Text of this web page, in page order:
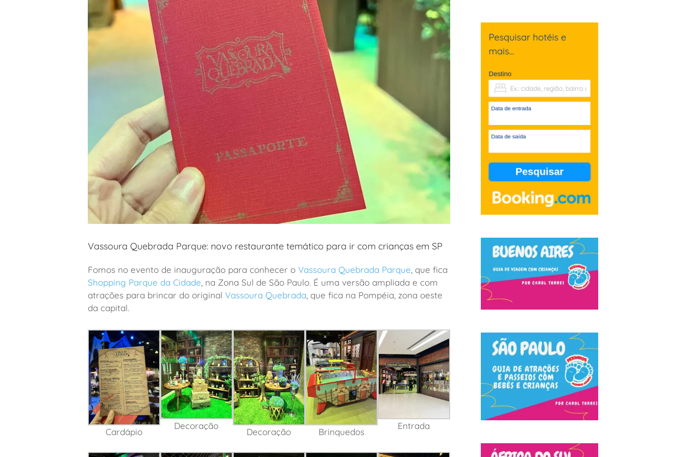
Vassoura Quebrada Parque: novo restaurante temático para ir com crianças em SP
Fomos no evento de inauguração para conhecer o Vassoura Quebrada Parque , que fica
Shopping Parque da Cidade , na Zona Sul de São Paulo. É uma versão ampliada e com
atrações para brincar do original Vassoura Quebrada , que fica na Pompéia, zona oeste
da capital.
Cardápio
Decoração
Decoração Brinquedos
Entrada